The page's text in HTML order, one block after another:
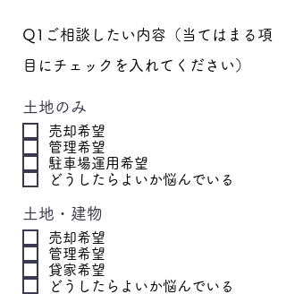
Q1ご相談したい内容（当てはまる項
目にチェックを入れてください）
土地のみ
売却希望
管理希望
駐車場運用希望
どうしたらよいか悩んでいる
土地・建物
売却希望
管理希望
貸家希望
どうしたらよいか悩んでいる